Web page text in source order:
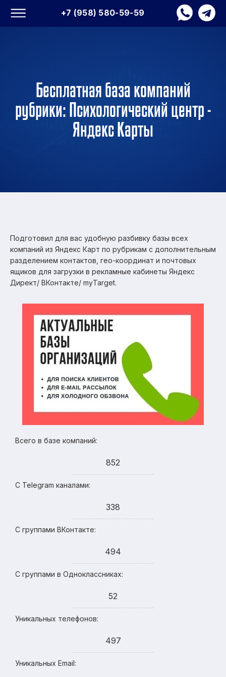
+7 (958) 580-59-59
Бесплатная база компаний
рубрики: Психологический центр -
Яндекс Карты
Подготовил для вас удобную разбивку базы всех
компаний из Яндекс Карт по рубрикам с дополнительным
разделением контактов, гео-координат и почтовых
ящиков для загрузки в рекламные кабинеты Яндекс
Директ/ ВКонтакте/ myTarget.
Всего в базе компаний:
852
С Telegram каналами:
338
С группами ВКонтакте:
494
С группами в Одноклассниках:
52
Уникальных телефонов:
497
Уникальных Email: